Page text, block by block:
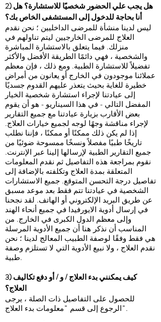
2) هل يجب علي الحضور شخصيًا للاستشارة؟ هل
أنا بحاجة للدخول إلى المستشفى الخاص بك؟
ليس لدينا منشأة للمرضى الداخليين ؛ نحن نقدم
العلاج للمرضى الخارجيين ليتم تناولهم في
منزلك. فيما يتعلق بالاستشارة المباشرة
والشخصية ، فهي دائمًا الطريقة الأفضل والأكثر
تفضيلاً للاستشارة الطبية. ومع ذلك ، فإن معظم
عملائنا موجودون في الخارج أو يعانون من أمراض
خطيرة للغاية بحيث يتعذر عليهم القدوم جسديًا
إلى عيادتنا لإجراء استشارة شخصية الخيار
المفضل التالي - في هذا السيناريو - هو أن يقوم
بعض الأقارب بزيارة عيادتنا مع جميع التقارير
لإجراء مناقشة وجهًا لوجه لجميع خيارات العلاج.
إذا لم يكن ذلك ممكنًا أو ممكنًا ، فإننا نطلب
تاريخًا طبيًا مفصلاً ونسخًا ممسوحة ضوئيًا من
جميع التقارير الطبية لإرسالها إلينا عبر الإنترنت.
نقوم بمراجعة هذه التفاصيل ثم نقدم المعلومات
المتعلقة بمدة العلاج وتكلفته بالإضافة إلى
تفاصيل درجة التحسن المتوقع. جميع الاستشارات
الشخصية في عيادتنا تتم فقط بعد موعد مسبق
عن طريق البريد الإلكتروني أو الهاتف. لقد نجحنا
في إرسال أدوية الايورفيدا في جميع أنحاء الهند
وإلى معظم الدول الكبرى في الخارج. من
المناسب أن نذكر هنا أن جميع الأدوية المرسلة
هي فقط وفقًا لوصفة الطبيب المعالج لدينا ؛ نحن
نقدم العلاج ، ولا نبيع الأدوية التي لا تستلزم وصفة
طبية.
3) كيف يمكنني بدء العلاج / و / أو دفع تكاليف
العلاج؟
للحصول على التفاصيل ذات الصلة ، يرجى
الرجوع إلى قسم "معلومات بدء العلاج".